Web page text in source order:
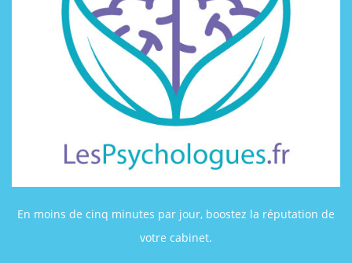
En moins de cinq minutes par jour, boostez la réputation de
votre cabinet.